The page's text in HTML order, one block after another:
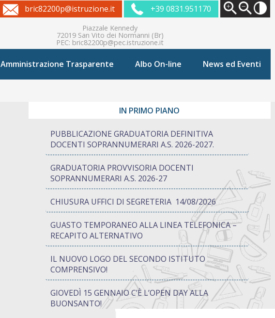
bric82200p@istruzione.it +39 0831.951170
Piazzale Kennedy
72019 San Vito dei Normanni (Br)
PEC: bric82200p@pec.istruzione.it
Amministrazione Trasparente Albo On-line News ed Eventi
IN PRIMO PIANO
PUBBLICAZIONE GRADUATORIA DEFINITIVA
DOCENTI SOPRANNUMERARI A.S. 2026-2027.
GRADUATORIA PROVVISORIA DOCENTI
SOPRANNUMERARI A.S. 2026-27
CHIUSURA UFFICI DI SEGRETERIA 14/08/2026
GUASTO TEMPORANEO ALLA LINEA TELEFONICA –
RECAPITO ALTERNATIVO
IL NUOVO LOGO DEL SECONDO ISTITUTO
COMPRENSIVO!
GIOVEDÌ 15 GENNAIO C’È L’OPEN DAY ALLA
BUONSANTO!